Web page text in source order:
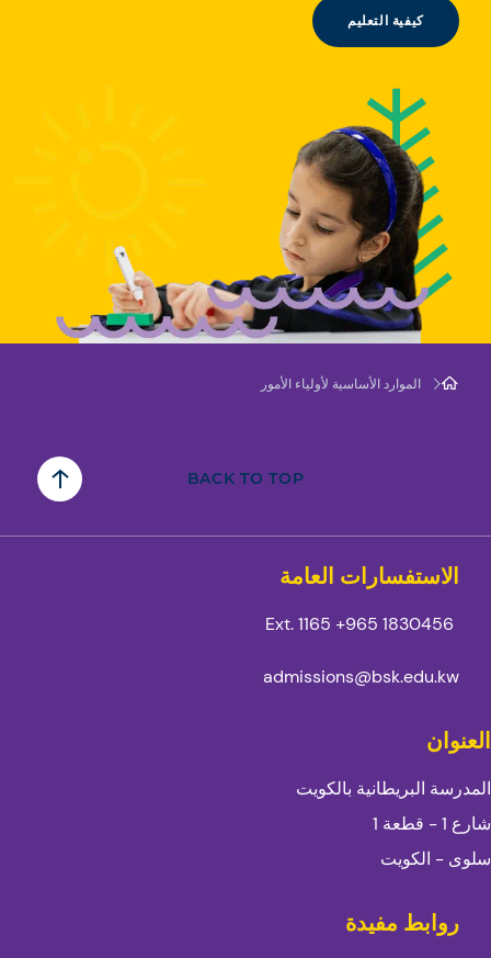
كيفية التعليم
الموارد الأساسية لأولياء الأمور
BACK TO TOP
الاستفسارات العامة
1830456 965+
admissions@bsk.edu.kw
العنوان
المدرسة البريطانية بالكويت
شارع 1 - قطعة 1
سلوى - الكويت
روابط مفيدة